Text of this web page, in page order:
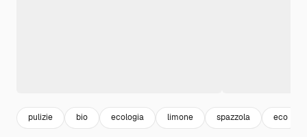
pulizie bio ecologia limone spazzola eco